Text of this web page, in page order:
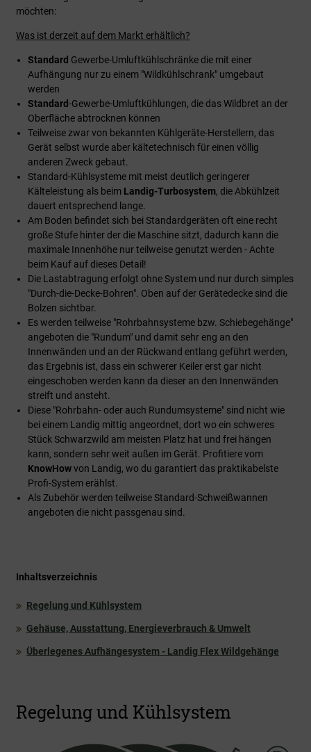
möchten:
Was ist derzeit auf dem Markt erhältlich?
Standard Gewerbe-Umluftkühlschränke die mit einer
Aufhängung nur zu einem "Wildkühlschrank" umgebaut
werden
Standard-Gewerbe-Umluftkühlungen, die das Wildbret an der
Oberfläche abtrocknen können
Teilweise zwar von bekannten Kühlgeräte-Herstellern, das
Gerät selbst wurde aber kältetechnisch für einen völlig
anderen Zweck gebaut.
Standard-Kühlsysteme mit meist deutlich geringerer
Kälteleistung als beim Landig-Turbosystem, die Abkühlzeit
dauert entsprechend lange.
Am Boden befindet sich bei Standardgeräten oft eine recht
große Stufe hinter der die Maschine sitzt, dadurch kann die
maximale Innenhöhe nur teilweise genutzt werden - Achte
beim Kauf auf dieses Detail!
Die Lastabtragung erfolgt ohne System und nur durch simples
"Durch-die-Decke-Bohren". Oben auf der Gerätedecke sind die
Bolzen sichtbar.
Es werden teilweise "Rohrbahnsysteme bzw. Schiebegehänge"
angeboten die "Rundum" und damit sehr eng an den
Innenwänden und an der Rückwand entlang geführt werden,
das Ergebnis ist, dass ein schwerer Keiler erst gar nicht
eingeschoben werden kann da dieser an den Innenwänden
streift und ansteht.
Diese "Rohrbahn- oder auch Rundumsysteme" sind nicht wie
bei einem Landig mittig angeordnet, dort wo ein schweres
Stück Schwarzwild am meisten Platz hat und frei hängen
kann, sondern sehr weit außen im Gerät. Profitiere vom
KnowHowvon Landig, wo du garantiert das praktikabelste
Profi-System erählst.
Als Zubehör werden teilweise Standard-Schweißwannen
angeboten die nicht passgenau sind.
Inhaltsverzeichnis
Regelung und Kühlsystem
Gehäuse, Ausstattung, Energieverbrauch & Umwelt
Überlegenes Aufhängesystem - Landig Flex Wildgehänge
Regelung und Kühlsystem